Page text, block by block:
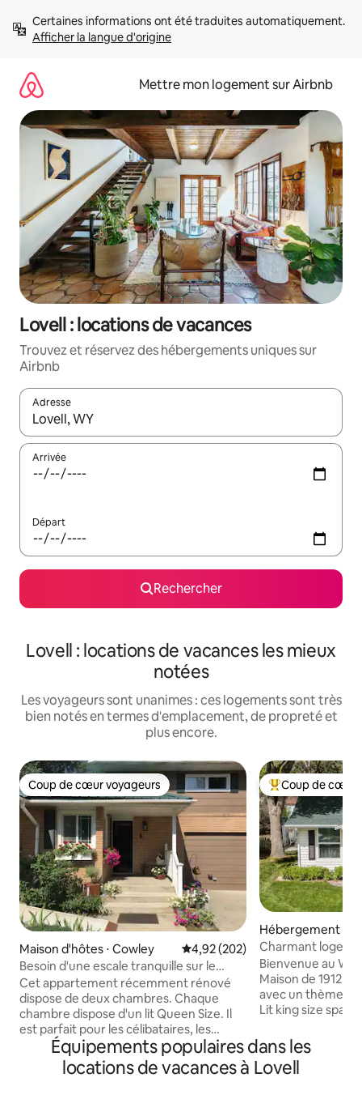
directement
Afficher la langue d'origine
Mettre mon logement sur Airbnb
Lovell : locations de vacances
Trouvez et réservez des hébergements uniques sur
Airbnb
Adresse
Lorsque les résultats s'affichent, utilisez les flèches vers le
Arrivée
Départ
Rechercher
Lovell : locations de vacances les mieux
notées
Les voyageurs sont unanimes : ces logements sont très
bien notés en termes d'emplacement, de propreté et
plus encore.
Coup de cœur voyageurs
Coup de cœur voyageurs
Maison d'hôtes ⋅ Cowley Évaluation moyenne sur la
4,92 (202)
Besoin d'une escale tranquille sur le
chemin de Yellowstone ?
Cet appartement récemment rénové
dispose de deux chambres. Chaque
chambre dispose d'un lit Queen Size. Il
est parfait pour les célibataires, les
couples ou les petites familles. Il y a aussi
de la place dans le foyer pour un matelas
futon queen size de qualité si vous en
Coups de cœur
Coup de cœur
Hébergement ⋅
Charmant
Wyoming
Bienvenue au
Maison de 1912
avec un thème
Lit king size
deuxième
double futon
nombreux
Équipements populaires dans les
locations de vacances à Lovell